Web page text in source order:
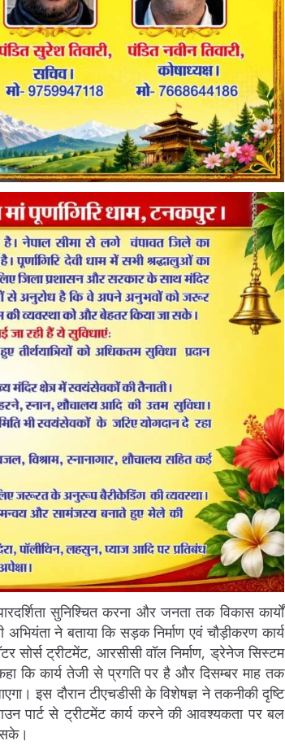
सुनिश्चित करना और जनता तक विकास कार्यों
अभियंता ने बताया कि सड़क निर्माण एवं चौड़ीकरण कार्य
सोर्स ट्रीटमेंट, आरसीसी वॉल निर्माण, ड्रेनेज सिस्टम
कि कार्य तेजी से प्रगति पर है और दिसम्बर माह तक
इस दौरान टीएचडीसी के विशेषज्ञ ने तकनीकी दृष्टि
पार्ट से ट्रीटमेंट कार्य करने की आवश्यकता पर बल